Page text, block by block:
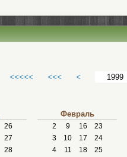
<<<<< <<< <
26
27
28
Февраль
2 9 16
23
3
10 17
24
4
11 18
25